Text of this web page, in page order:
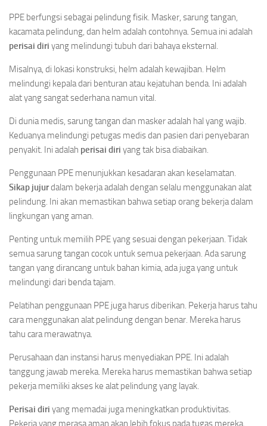
PPE berfungsi sebagai pelindung fisik. Masker, sarung tangan,
kacamata pelindung, dan helm adalah contohnya. Semua ini adalah
perisai diri yang melindungi tubuh dari bahaya eksternal.
Misalnya, di lokasi konstruksi, helm adalah kewajiban. Helm
melindungi kepala dari benturan atau kejatuhan benda. Ini adalah
alat yang sangat sederhana namun vital.
Di dunia medis, sarung tangan dan masker adalah hal yang wajib.
Keduanya melindungi petugas medis dan pasien dari penyebaran
penyakit. Ini adalah perisai diri yang tak bisa diabaikan.
Penggunaan PPE menunjukkan kesadaran akan keselamatan.
Sikap jujurdalam bekerja adalah dengan selalu menggunakan alat
pelindung. Ini akan memastikan bahwa setiap orang bekerja dalam
lingkungan yang aman.
Penting untuk memilih PPE yang sesuai dengan pekerjaan. Tidak
semua sarung tangan cocok untuk semua pekerjaan. Ada sarung
tangan yang dirancang untuk bahan kimia, ada juga yang untuk
melindungi dari benda tajam.
Pelatihan penggunaan PPE juga harus diberikan. Pekerja harus tahu
cara menggunakan alat pelindung dengan benar. Mereka harus
tahu cara merawatnya.
Perusahaan dan instansi harus menyediakan PPE. Ini adalah
tanggung jawab mereka. Mereka harus memastikan bahwa setiap
pekerja memiliki akses ke alat pelindung yang layak.
Perisai diri yang memadai juga meningkatkan produktivitas.
Pekerja yang merasa aman akan lebih fokus pada tugas mereka.